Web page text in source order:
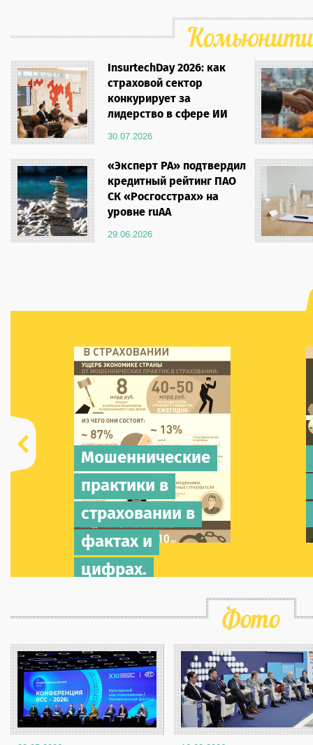
оформленных с
использованием
европротокола, за первое
полугодие 2026 года в целом
по стране составило 446,6
тыс. штук. Доля таких
заявлений от общего объема
заявлений достигла 41,4%.
Об этом сообщил президент
РСА Евгений Уфимцев. Он
добавил, что количество
заявлений, оформленных с
использованием
европротокола за первое
заявлений, оформленных с
полугодии 2026 года, вошли
регионы: • г. Москва – 40 767
штук (доля заявлений по
европротоколу от общего
объема заявлений составила
34,1%);• Московская область
– 28 006 (36,9%);•
Приморский край – 14 642
(73,3%);• Челябинская
область – 14 125 (49,1%);•
Свердловская область – 13
575 (47,1%);• Республика
Башкортостан – 13 509
(48,5%);• Новосибирская
область – 13 403 (57,3%);•
Самарская область – 13 010
(51,8%);• г. Санкт-Петербург
139 (28,6%).Меньше всего
использованием
европротокола за этот
период, было зафиксировано
в Ненецком автономном
округе – 55 штук (доля
заявлений по европротоколу
от общего объема заявлений
ОСАГО. Средний
возмещения
9,7%: средняя
выросла со 111 827
январе-июне 2025
122 709 рублей в
аналогичном
года.
средняя премия по
полисам
«автогражданки»
показала
рост, по сравнению
полугодием
она выросла на 5% и
составила 7 633
январь-июнь 2025
InsurtechDay 2026: как
страховой сектор
конкурирует за
лидерство в сфере ИИ
30.07.2026
«Эксперт РА» подтвердил
кредитный рейтинг ПАО
СК «Росгосстрах» на
уровне ruAA
29.06.2026
Мошеннические
практики в
страховании в
фактах и
цифрах.